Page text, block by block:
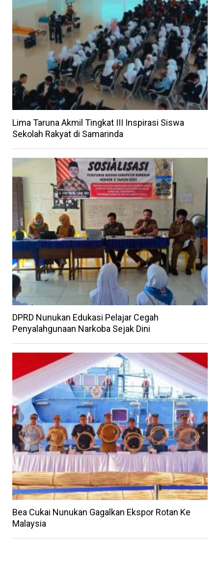
Lima Taruna Akmil Tingkat III Inspirasi Siswa
Sekolah Rakyat di Samarinda
DPRD Nunukan Edukasi Pelajar Cegah
Penyalahgunaan Narkoba Sejak Dini
Bea Cukai Nunukan Gagalkan Ekspor Rotan Ke
Malaysia